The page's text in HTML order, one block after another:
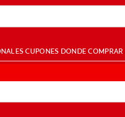
CUPONES DONDE COMPRAR